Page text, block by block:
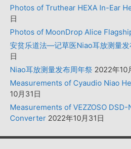
Photos of Truthear HEXA In-Ear
日
Photos of MoonDrop Alice
安贫乐道法—记草医Niao耳放测量发
日
Niao耳放测量发布周年祭 2022年10
Measurements of Cyaudio Niao
10月31日
Measurements of VEZZOSO
Converter 2022年10月31日